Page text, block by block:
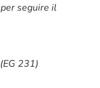
seguire il
231)